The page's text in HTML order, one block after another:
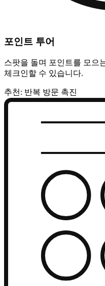
포인트 투어
스팟을 돌며 포인트를 모으
체크인할 수 있습니다.
추천: 반복 방문 촉진